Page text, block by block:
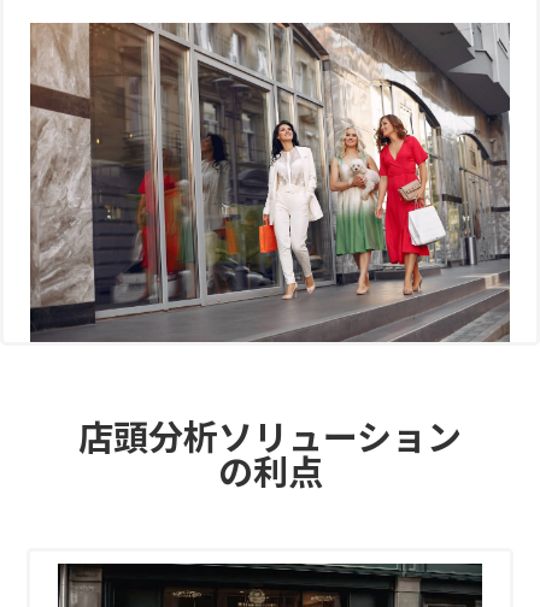
店頭分析ソリューション
の利点